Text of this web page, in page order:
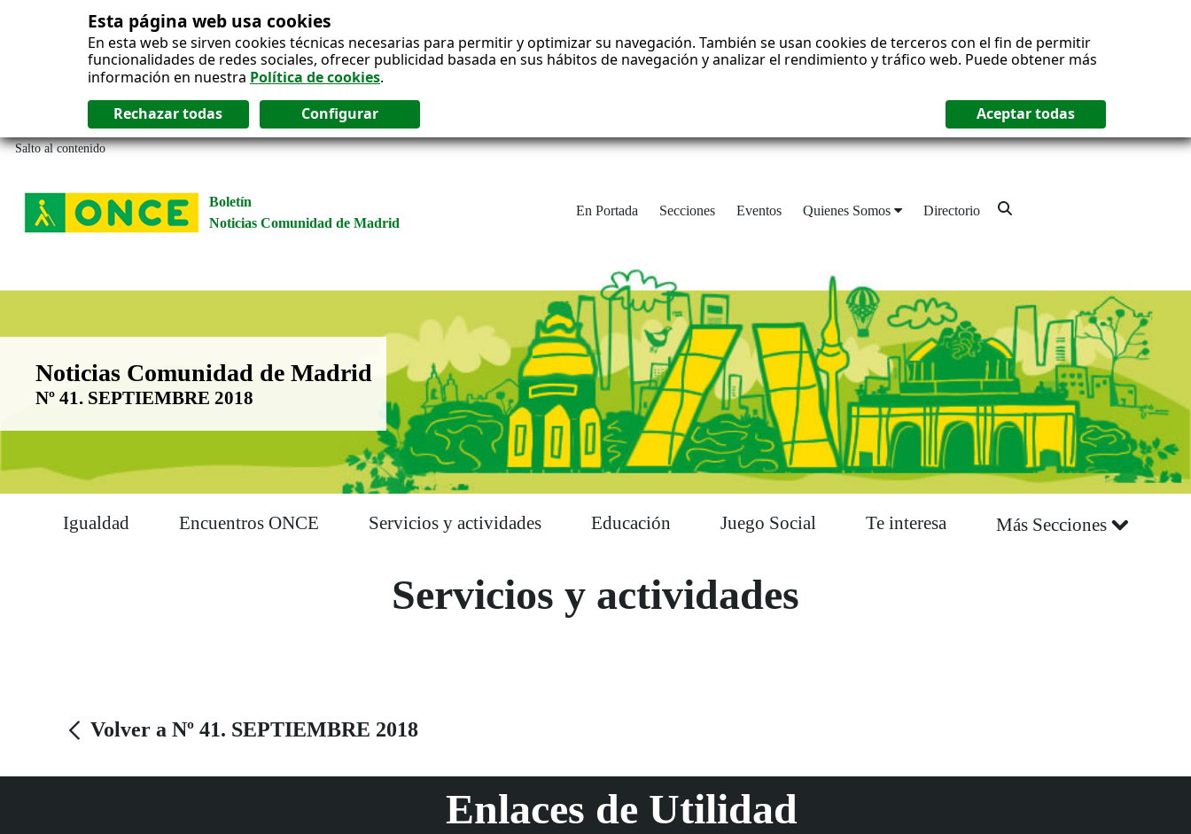
Esta página web usa cookies
En esta web se sirven cookies técnicas necesarias para permitir y optimizar su navegación. También se usan cookies de terceros con el fin de permitir
funcionalidades de redes sociales, ofrecer publicidad basada en sus hábitos de navegación y analizar el rendimiento y tráfico web. Puede obtener más
información en nuestra Política de cookies.
Salto al contenido
Boletín
Noticias Comunidad de Madrid
En Portada Secciones Eventos Quienes Somos Directorio
Boletín Noticias Comunidad de Madrid
Noticias Comunidad de Madrid
Nº 41. SEPTIEMBRE 2018
Igualdad Encuentros ONCE Servicios y actividades Educación Juego Social Te interesa Más Secciones
Servicios y actividades
Volver a Nº 41. SEPTIEMBRE 2018
Enlaces de Utilidad